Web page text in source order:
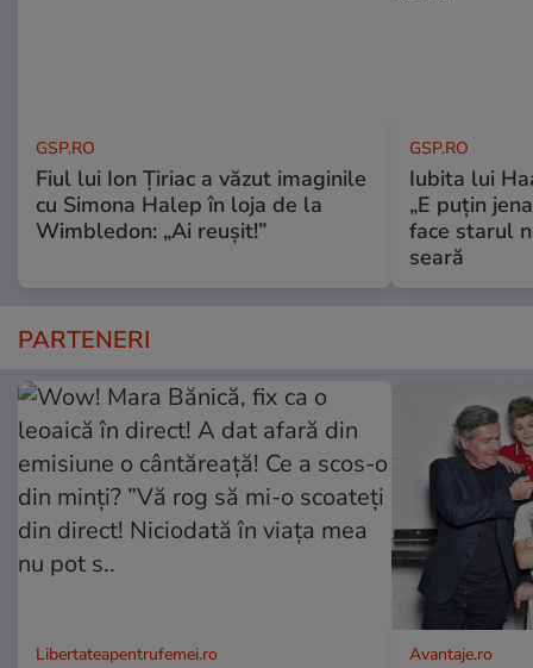
GSP.RO
Fiul lui Ion Țiriac a văzut imaginile
cu Simona Halep în loja de la
Wimbledon: „Ai reușit!”
GSP.RO
Iubita lui
„E puțin
face starul
seară
PARTENERI
Libertateapentrufemei.ro Avantaje.ro